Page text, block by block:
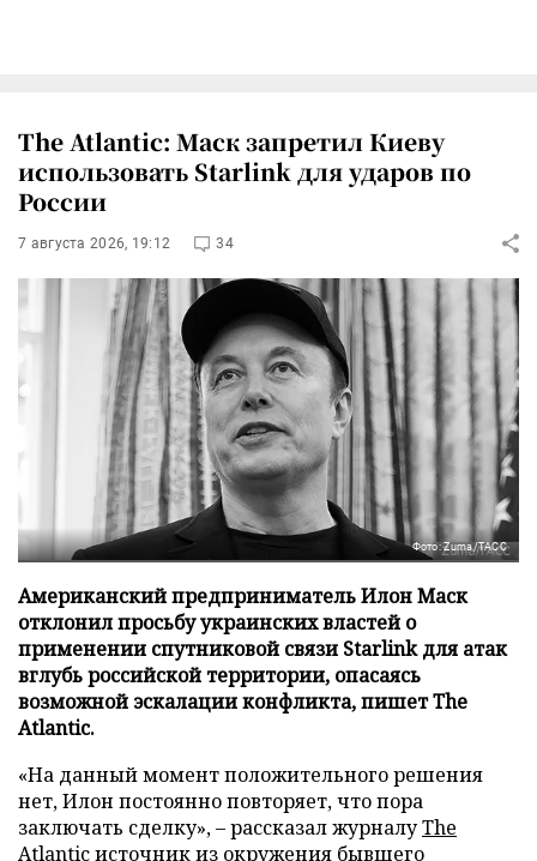
The Atlantic: Маск запретил Киеву
использовать Starlink для ударов по
России
7 августа 2026, 19:12 34
Фото: Zuma/ТАСС
Американский предприниматель Илон Маск
отклонил просьбу украинских властей о
применении спутниковой связи Starlink для атак
вглубь российской территории, опасаясь
возможной эскалации конфликта, пишет The
Atlantic.
«На данный момент положительного решения
нет, Илон постоянно повторяет, что пора
заключать сделку», – рассказал журналуThe
Atlanticисточник из окружения бывшего